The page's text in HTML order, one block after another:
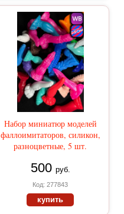
Набор миниатюр моделей
фаллоимитаторов, силикон,
разноцветные, 5 шт.
500 руб.
Код: 277843
купить